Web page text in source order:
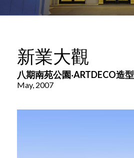
新業大觀
八期南苑公園‧ARTDECO造
May, 2007